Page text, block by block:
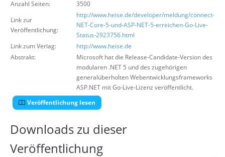
Anzahl Seiten:
3500
Link zur
Veröffentlichung:
http://www.heise.de/developer/meldung/connect-
NET-Core-5-und-ASP-NET-5-erreichen-Go-Live-
Status-2923756.html
Link zum Verlag:
http://www.heise.de
Abstrakt:
Microsoft hat die Release-Candidate-Version des
modularen .NET 5 und des zugehörigen
generalüberholten Webentwicklungsframeworks
ASP.NET mit Go-Live-Lizenz veröffentlicht.
Veröffentlichung lesen
Downloads zu dieser
Veröffentlichung